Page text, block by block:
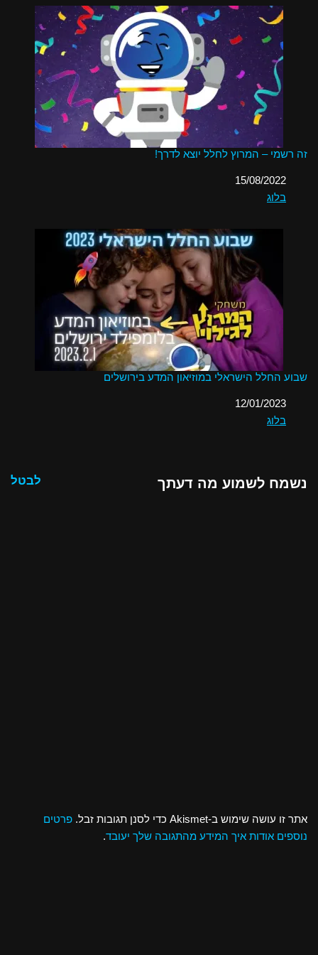
זה רשמי – המרוץ לחלל יוצא לדרך!
תאריך15/08/2022
בהקשר ל-
בלוג
שבוע החלל הישראלי במוזיאון המדע בירושלים
תאריך12/01/2023
בהקשר ל-
בלוג
נשמח לשמוע מה דעתך לבטל
אתר זו עושה שימוש ב-Akismet כדי לסנן תגובות זבל.
פרטים
נוספים אודות איך המידע מהתגובה שלך יעובד.